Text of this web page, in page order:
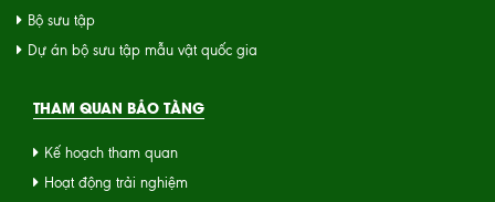
Bộ sưu tập
Dự án bộ sưu tập mẫu vật quốc gia
THAM QUAN BẢO TÀNG
Kế hoạch tham quan
Hoạt động trải nghiệm